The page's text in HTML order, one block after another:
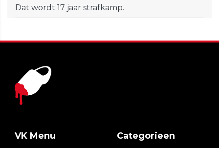
Dat wordt 17 jaar strafkamp.
VK Menu Categorieen